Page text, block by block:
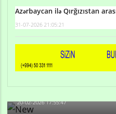
Azərbaycan ilə Qırğızıstan
31-07-2026 21:05:21
Qulu Məhərrəmli: Sosial
20-02-2026 17:55:47
Məni bura NAZİR GÖNDƏRİB